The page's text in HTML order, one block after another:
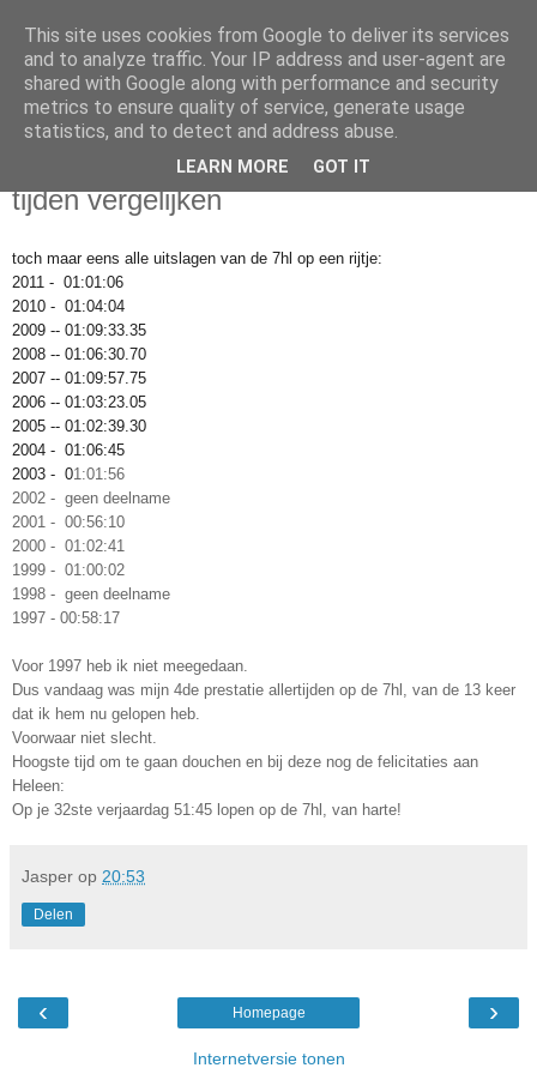
Da_Blog
You don't put a bumpersticker on a Bentley
zondag, november 20, 2011
tijden vergelijken
toch maar eens alle uitslagen van de 7hl op een rijtje:
2011 - 01:01:06
2010 - 01:04:04
2009 -- 01:09:33.35
2008 -- 01:06:30.70
2007 -- 01:09:57.75
2006 -- 01:03:23.05
2005 -- 01:02:39.30
2004 - 01:06:45
2003 - 01:01:56
2002 - geen deelname
2001 - 00:56:10
2000 - 01:02:41
1999 - 01:00:02
1998 - geen deelname
1997 - 00:58:17
Voor 1997 heb ik niet meegedaan.
Dus vandaag was mijn 4de prestatie allertijden op de 7hl, van de 13 keer
dat ik hem nu gelopen heb.
Voorwaar niet slecht.
Hoogste tijd om te gaan douchen en bij deze nog de felicitaties aan
Heleen:
Op je 32ste verjaardag 51:45 lopen op de 7hl, van harte!
Jasper op 20:53
Delen
‹ ›
Homepage
Internetversie tonen
This site uses cookies from Google to deliver its services
and to analyze traffic. Your IP address and user-agent are
shared with Google along with performance and security
metrics to ensure quality of service, generate usage
statistics, and to detect and address abuse.
LEARN MORE GOT IT